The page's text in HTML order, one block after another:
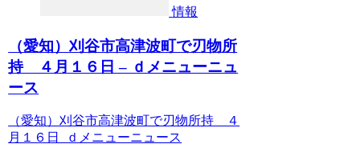
情報
（愛知）刈谷市高津波町で刃物所
持 ４月１６日 – ｄメニューニュ
ース
（愛知）刈谷市高津波町で刃物所持 ４
月１６日 ｄメニューニュース